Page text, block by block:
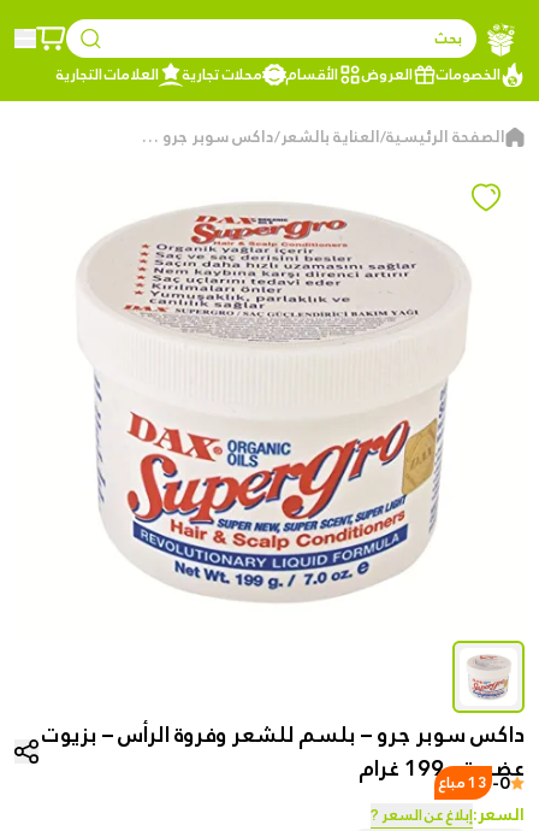
بحث
الخصومات
العروض الأقسام محلات تجارية العلامات التجارية
الصفحة الرئيسية/العناية بالشعر/ داكس سوبر جرو – بلسم للشعر وفروة الرأس – بزيوت عضوية – 199 غرام
داكس سوبر جرو – بلسم للشعر وفروة الرأس – بزيوت
عضوية – 199 غرام
0
- 13 مباع
السعر:إبلاغ عن السعر ?